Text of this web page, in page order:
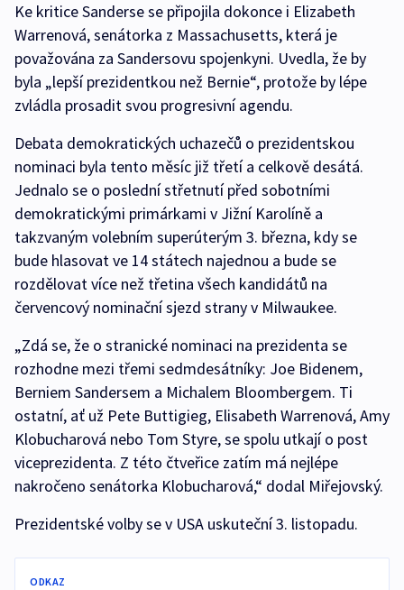
Ke kritice Sanderse se připojila dokonce i Elizabeth
Warrenová, senátorka z Massachusetts, která je
považována za Sandersovu spojenkyni. Uvedla, že by
byla „lepší prezidentkou než Bernie“, protože by lépe
zvládla prosadit svou progresivní agendu.
Debata demokratických uchazečů o prezidentskou
nominaci byla tento měsíc již třetí a celkově desátá.
Jednalo se o poslední střetnutí před sobotními
demokratickými primárkami v Jižní Karolíně a
takzvaným volebním superúterým 3. března, kdy se
bude hlasovat ve 14 státech najednou a bude se
rozdělovat více než třetina všech kandidátů na
červencový nominační sjezd strany v Milwaukee.
„Zdá se, že o stranické nominaci na prezidenta se
rozhodne mezi třemi sedmdesátníky: Joe Bidenem,
Berniem Sandersem a Michalem Bloombergem. Ti
ostatní, ať už Pete Buttigieg, Elisabeth Warrenová, Amy
Klobucharová nebo Tom Styre, se spolu utkají o post
viceprezidenta. Z této čtveřice zatím má nejlépe
nakročeno senátorka Klobucharová,“ dodal Miřejovský.
Prezidentské volby se v USA uskuteční 3. listopadu.
ODKAZ